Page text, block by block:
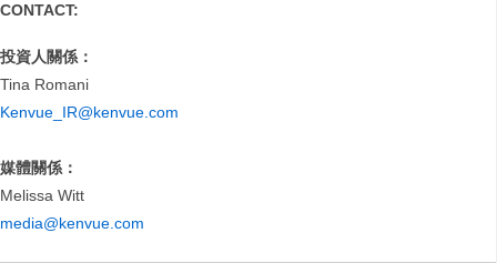
CONTACT:
投資人關係：
Tina Romani
Kenvue_IR@kenvue.com
媒體關係：
Melissa Witt
media@kenvue.com